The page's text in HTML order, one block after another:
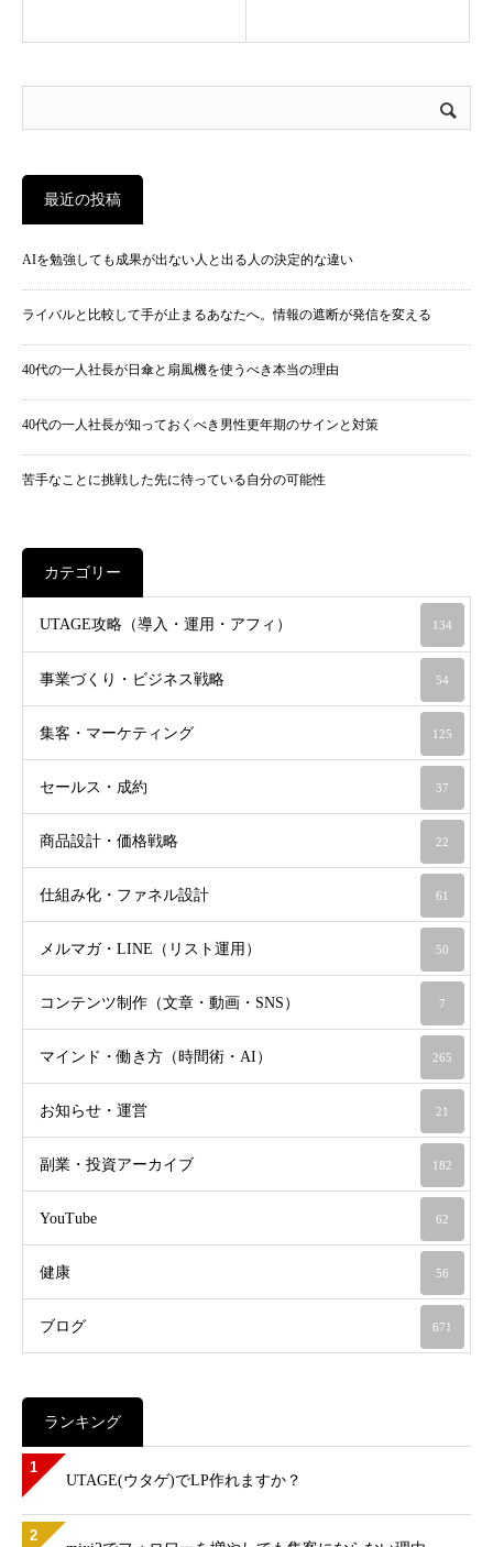
最近の投稿
AIを勉強しても成果が出ない人と出る人の決定的な違い
ライバルと比較して手が止まるあなたへ。情報の遮断が発信を変える
40代の一人社長が日傘と扇風機を使うべき本当の理由
40代の一人社長が知っておくべき男性更年期のサインと対策
苦手なことに挑戦した先に待っている自分の可能性
カテゴリー
UTAGE攻略（導入・運用・アフィ） 134
事業づくり・ビジネス戦略 54
集客・マーケティング 125
セールス・成約 37
商品設計・価格戦略 22
仕組み化・ファネル設計 61
メルマガ・LINE（リスト運用） 50
コンテンツ制作（文章・動画・SNS） 7
マインド・働き方（時間術・AI） 265
お知らせ・運営 21
副業・投資アーカイブ 182
YouTube 62
健康 56
ブログ 671
ランキング
1
UTAGE(ウタゲ)でLP作れますか？
2